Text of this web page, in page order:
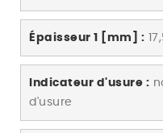
Épaisseur 1 [mm] :
Indicateur d'usure :
d'usure